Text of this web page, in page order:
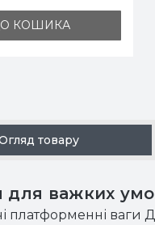
КОШИКА
товару
для важких
платформенні ваги